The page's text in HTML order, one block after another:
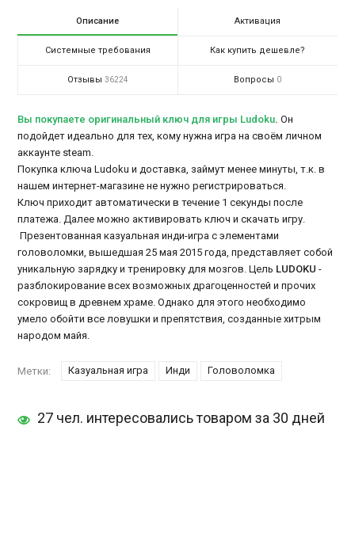
Описание Активация
Системные требования Как купить дешевле?
Отзывы 36224 Вопросы 0
Вы покупаете оригинальный ключ для игры Ludoku. Он
подойдет идеально для тех, кому нужна игра на своём личном
аккаунте steam.
Покупка ключа Ludoku и доставка, займут менее минуты, т.к. в
нашем интернет-магазине не нужно регистрироваться.
Ключ приходит автоматически в течение 1 секунды после
платежа. Далее можно активировать ключ и скачать игру.
Презентованная казуальная инди-игра с элементами
головоломки, вышедшая 25 мая 2015 года, представляет собой
уникальную зарядку и тренировку для мозгов. Цель LUDOKU -
разблокирование всех возможных драгоценностей и прочих
сокровищ в древнем храме. Однако для этого необходимо
умело обойти все ловушки и препятствия, созданные хитрым
народом майя.
Метки: Казуальная игра Инди Головоломка
27 чел. интересовались товаром за 30 дней